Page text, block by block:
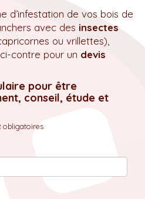
d’infestation de vos bois de
avec des insectes
ou vrillettes),
contre pour un devis
pour être
conseil, étude et
obligatoires